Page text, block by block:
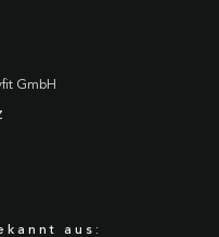
GmbH
aus: